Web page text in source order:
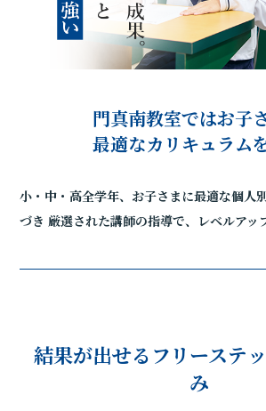
門真南教室ではお子
最適なカリキュラム
小・中・高全学年、お子さまに最適な個人
づき 厳選された講師の指導で、レベルアッ
結果が出せるフリーステ
み